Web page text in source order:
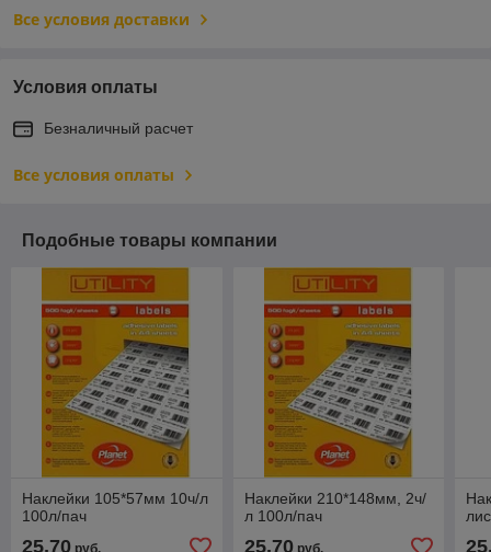
Все условия доставки
Условия оплаты
Безналичный расчет
Все условия оплаты
Подобные товары компании
Наклейки 105*57мм 10ч/л
100л/пач
25,70
Наклейки 210*148мм, 2ч/
л 100л/пач
25,70